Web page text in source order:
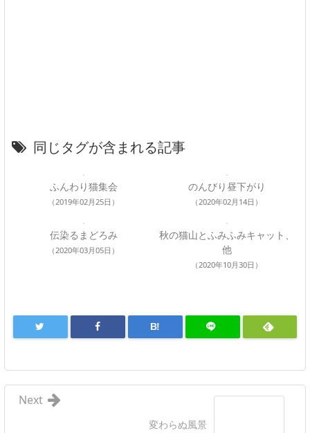
同じタグが含まれる記事
ふんわり猫集会
（2019年02月25日）
のんびり昼下がり
（2020年02月14日）
伝染るまどろみ
（2020年03月05日）
秋の猫山とふみふみキャット、
他
（2020年10月30日）
B!
変わらぬ風景
Next